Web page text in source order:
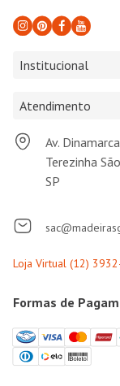
Institucional
Atendimento
Av.
Terezinha
SP
Formas de